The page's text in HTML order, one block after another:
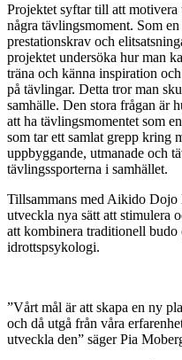
Projektet syftar till att
några tävlingsmoment. Som
prestationskrav och
projektet undersöka hur man
träna och känna inspiration
på tävlingar. Detta tror man
samhälle. Den stora frågan är
att ha tävlingsmomentet som
som tar ett samlat grepp kring
uppbyggande, utmanade och
tävlingssporterna i samhället.
Tillsammans med Aikido
utveckla nya sätt att stimulera
att kombinera traditionell
idrottspsykologi.
”Vårt mål är att skapa en ny
och då utgå från våra
utveckla den” säger Pia